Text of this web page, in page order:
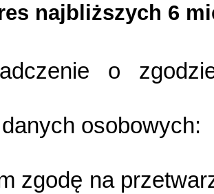
najbliższych 6
o
osobowych:
zgodę na